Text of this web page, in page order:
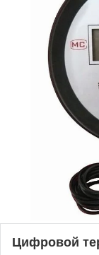
Цифровой